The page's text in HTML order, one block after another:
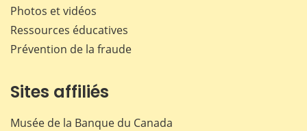
Photos et vidéos
Ressources éducatives
Prévention de la fraude
Sites affiliés
Musée de la Banque du Canada